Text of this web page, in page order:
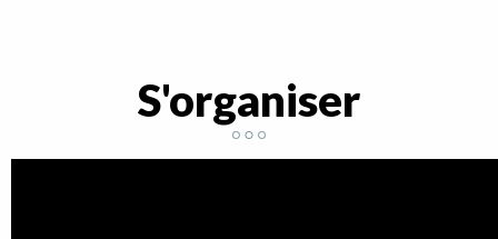
Moniteur de ski indépendant, Jacques Lapeyre
S'organiser